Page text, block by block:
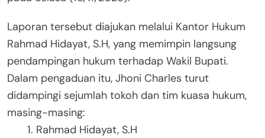
Laporan tersebut diajukan melalui Kantor Hukum
Rahmad Hidayat, S.H, yang memimpin langsung
pendampingan hukum terhadap Wakil Bupati.
Dalam pengaduan itu, Jhoni Charles turut
didampingi sejumlah tokoh dan tim kuasa hukum,
masing-masing:
Rahmad Hidayat, S.H